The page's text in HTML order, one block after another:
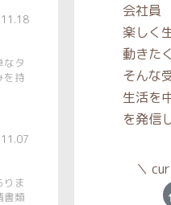
タ
を持
ま
書類
会社員
楽しく
動きた
そんな
生活を
を発信